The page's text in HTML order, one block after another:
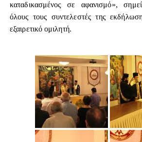
καταδικασμένος σε αφανισμό»,
όλους τους συντελεστές της
εξαιρετικό ομιλητή.